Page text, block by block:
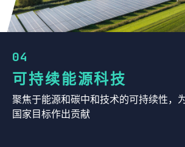
04
可持续能源科技
聚焦于能源和碳中和技术的可持续性，
国家目标作出贡献